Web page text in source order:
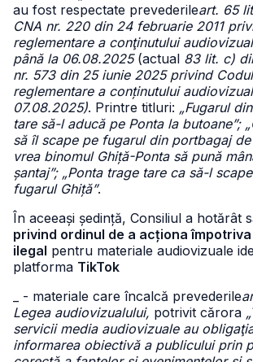
au fost respectate prevederileart. 65
CNA nr. 220 din 24 februarie 2011
reglementare a conţinutului
până la 06.08.2025(actual 83 lit. c)
nr. 573 din 25 iunie 2025 privind
reglementare a conținutului
07.08.2025). Printre titluri: „Fugarul
tare să-l aducă pe Ponta la butoane”;
să îl scape pe fugarul din portbagaj de
vrea binomul Ghiță-Ponta să pună
șantaj”; „Ponta trage tare ca să-l
fugarul Ghiță”.
În aceeași ședință, Consiliul a hotărât
privind ordinul de a acționa
ilegal pentru materiale audiovizuale
platforma TikTok
_ - materiale care încalcă prevederile
Legea audiovizualului, potrivit cărora
servicii media audiovizuale au
informarea obiectivă a publicului prin